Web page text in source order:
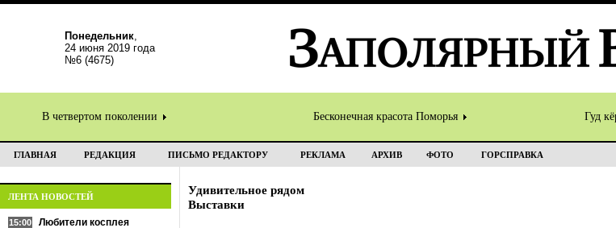
Понедельник,
24 июня 2019 года
№6 (4675)
В четвертом поколении Бесконечная красота Поморья Гуд
ГЛАВНАЯ РЕДАКЦИЯ ПИСЬМО РЕДАКТОРУ РЕКЛАМА АРХИВ ФОТО ГОРСПРАВКА
ЛЕНТА НОВОСТЕЙ
15:00
Любители косплея
Удивительное рядом
Выставки